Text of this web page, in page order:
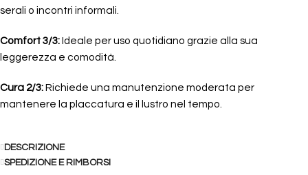
serali o incontri informali.
Comfort 3/3:Ideale per uso quotidiano grazie alla sua
leggerezza e comodità.
Cura 2/3:Richiede una manutenzione moderata per
mantenere la placcatura e il lustro nel tempo.
DESCRIZIONE
SPEDIZIONE E RIMBORSI